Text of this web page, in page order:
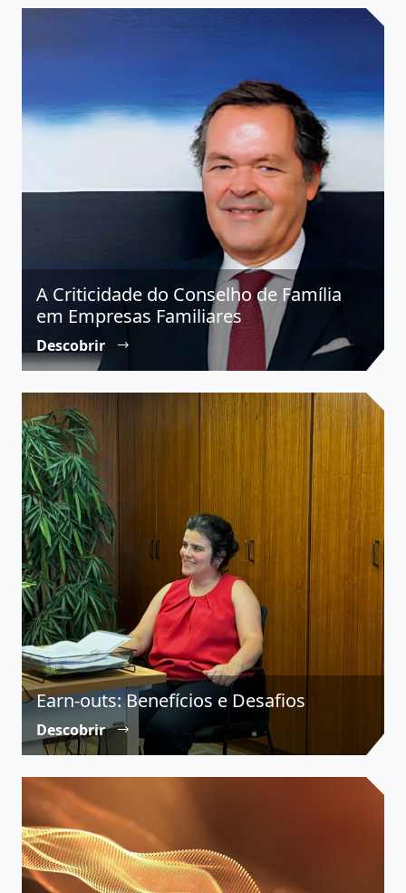
A Criticidade do Conselho de Família
em Empresas Familiares
Descobrir
Earn-outs: Benefícios e Desafios
Descobrir